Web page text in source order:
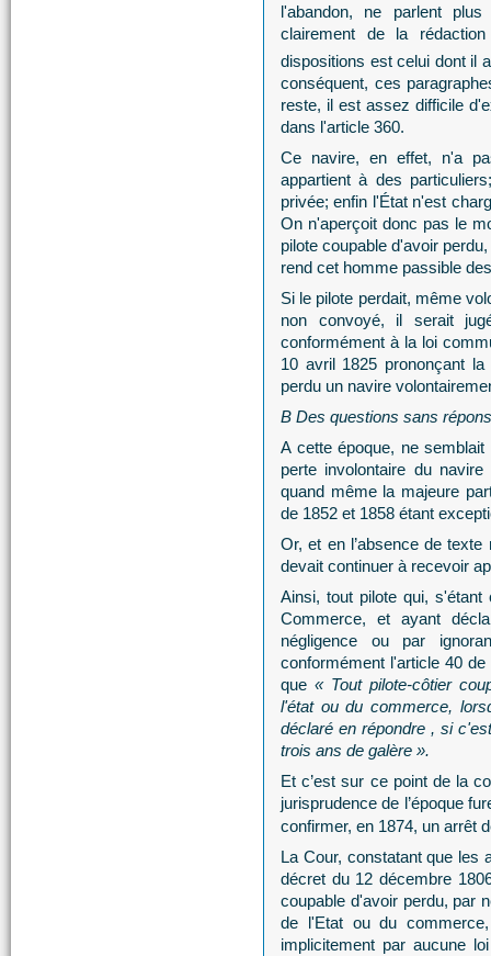
l'abandon, ne parlent
clairement de la
dispositions est celui dont il
conséquent, ces
reste, il est assez difficile
dans l'article 360.
Ce navire, en effet, n'a
appartient à des
privée; enfin l'État n'est
On n'aperçoit donc pas le
pilote coupable d'avoir
rend cet homme passible
Si le pilote perdait, même
non convoyé, il serait
conformément à la loi
10 avril 1825 prononçant
perdu un navire
B Des questions sans
A cette époque, ne
perte involontaire du
quand même la majeure
de 1852 et 1858 étant
Or, et en l’absence de
devait continuer à recevoir
Ainsi, tout pilote qui,
Commerce, et ayant
négligence ou par
conformément l'article 40
que« Tout pilote-côtier
l'état ou du commerce,
déclaré en répondre , si
trois ans de galère ».
Et c’est sur ce point de la
jurisprudence de l’époque
confirmer, en 1874, un arrêt
La Cour, constatant que les
décret du 12 décembre
coupable d'avoir perdu, par
de l'Etat ou du
implicitement par aucune